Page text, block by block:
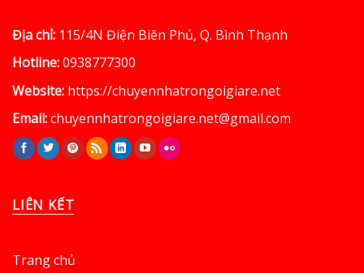
Địa chỉ: 115/4N Điện Biên Phủ, Q. Bình Thạnh
Hotline:0938777300
Website: https://chuyennhatrongoigiare.net
Email:chuyennhatrongoigiare.net@gmail.com
LIÊN KẾT
Trang chủ